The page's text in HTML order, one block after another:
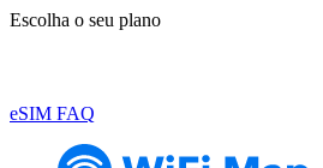
Escolha o seu plano
eSIM FAQ